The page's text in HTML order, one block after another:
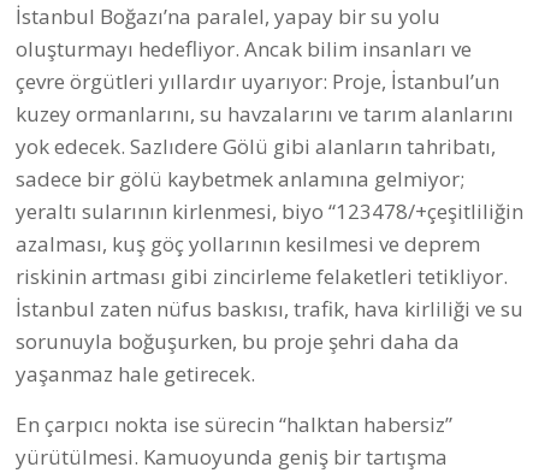
İstanbul Boğazı’na paralel, yapay bir su yolu
oluşturmayı hedefliyor. Ancak bilim insanları ve
çevre örgütleri yıllardır uyarıyor: Proje, İstanbul’un
kuzey ormanlarını, su havzalarını ve tarım alanlarını
yok edecek. Sazlıdere Gölü gibi alanların tahribatı,
sadece bir gölü kaybetmek anlamına gelmiyor;
yeraltı sularının kirlenmesi, biyo “123478/+çeşitliliğin
azalması, kuş göç yollarının kesilmesi ve deprem
riskinin artması gibi zincirleme felaketleri tetikliyor.
İstanbul zaten nüfus baskısı, trafik, hava kirliliği ve su
sorunuyla boğuşurken, bu proje şehri daha da
yaşanmaz hale getirecek.
En çarpıcı nokta ise sürecin “halktan habersiz”
yürütülmesi. Kamuoyunda geniş bir tartışma